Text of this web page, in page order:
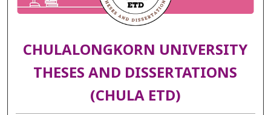
CHULALONGKORN UNIVERSITY
THESES AND DISSERTATIONS
(CHULA ETD)